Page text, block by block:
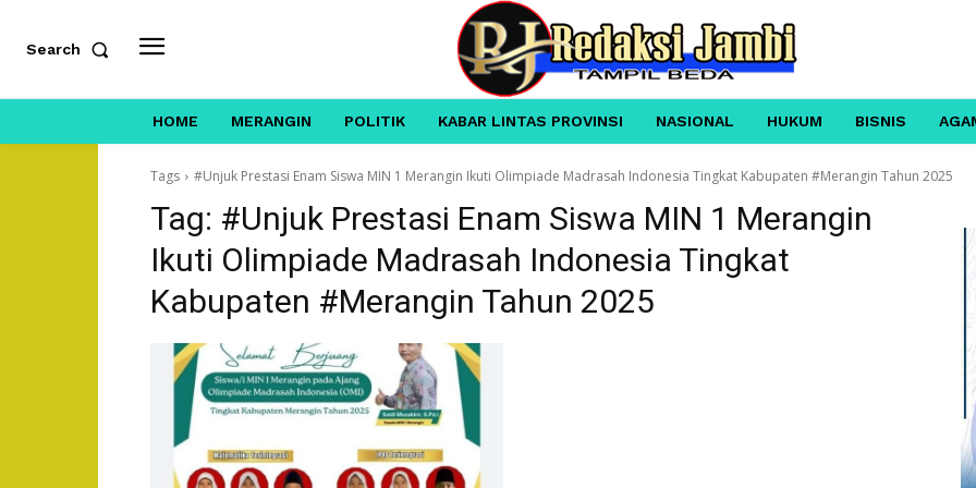
Search
HOME MERANGIN POLITIK KABAR LINTAS PROVINSI NASIONAL HUKUM BISNIS
Tags #Unjuk Prestasi Enam Siswa MIN 1 Merangin Ikuti Olimpiade Madrasah Indonesia Tingkat Kabupaten #Merangin Tahun 2025
Tag: #Unjuk Prestasi Enam Siswa MIN 1 Merangin
Ikuti Olimpiade Madrasah Indonesia Tingkat
Kabupaten #Merangin Tahun 2025